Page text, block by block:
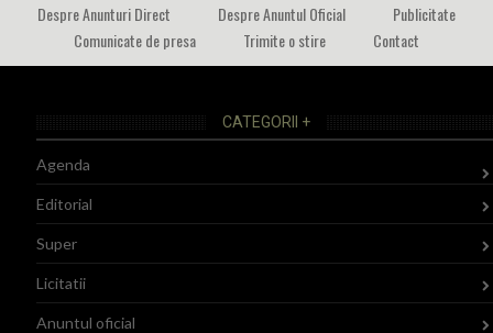
Despre Anunturi Direct
Despre Anuntul Oficial
Publicitate
Comunicate de presa
Trimite o stire Contact
CATEGORII +
Agenda
Editorial
Super
Licitatii
Anuntul oficial